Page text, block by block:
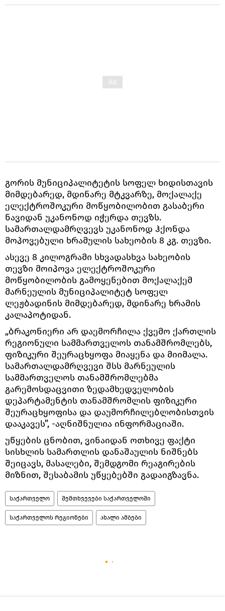
გორის მუნიციპალიტეტის სოფელ ხიდისთავის
მიმდებარედ, მდინარე მტკვარზე, მოქალაქე
ელექტროშოკური მოწყობილობით გასაბერი
ნავიდან უკანონოდ იჭერდა თევზს.
სამართალდამრღვევს უკანონოდ ჰქონდა
მოპოვებული ხრამულის სახეობის 8 კგ. თევზი.
ასევე 8 კილოგრამი სხვადასხვა სახეობის
თევზი მოიპოვა ელექტროშოკური
მოწყობილობის გამოყენებით მოქალაქემ
მარნეულის მუნიციპალიტეტ სოფელ
ლეჟბადინის მიმდებარედ, მდინარე ხრამის
კალაპოტიდან.
„ბრაკონიერი არ დაემორჩილა ქვემო ქართლის
რეგიონული სამმართველოს თანამშრომლებს,
ფიზიკური შეურაცხყოფა მიაყენა და მიიმალა.
სამართალდამრღვევი შსს მარნეულის
სამმართველოს თანამშრომლებმა
გარემოსდაცვითი ზედამხედველობის
დეპარტამენტის თანამშრომლის ფიზიკური
შეურაცხყოფისა და დაუმორჩილებლობისთვის
დააკავეს”, -აღნიშნულია ინფორმაციაში.
უწყების ცნობით, ვინაიდან ოთხივე ფაქტი
სისხლის სამართლის დანაშაულის ნიშნებს
შეიცავს, მასალები, შემდგომი რეაგირების
მიზნით, შესაბამის უწყებებში გადაიგზავნა.
საქართველო შემთხვევები საქართველოში
საქართველოს რეგიონები ახალი ამბები